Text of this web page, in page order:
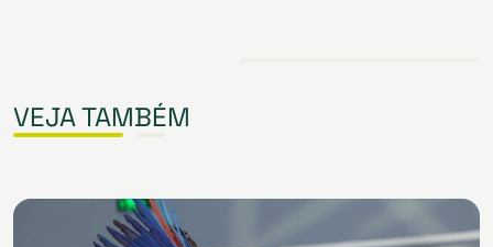
VEJA TAMBÉM